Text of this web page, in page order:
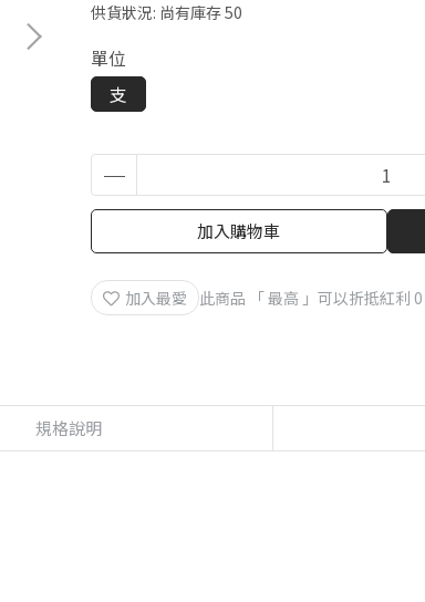
供貨狀況: 尚有庫存 50
單位
支
加入購物車
加入最愛 此商品 「 最高 」可以折抵紅利 0
規格說明